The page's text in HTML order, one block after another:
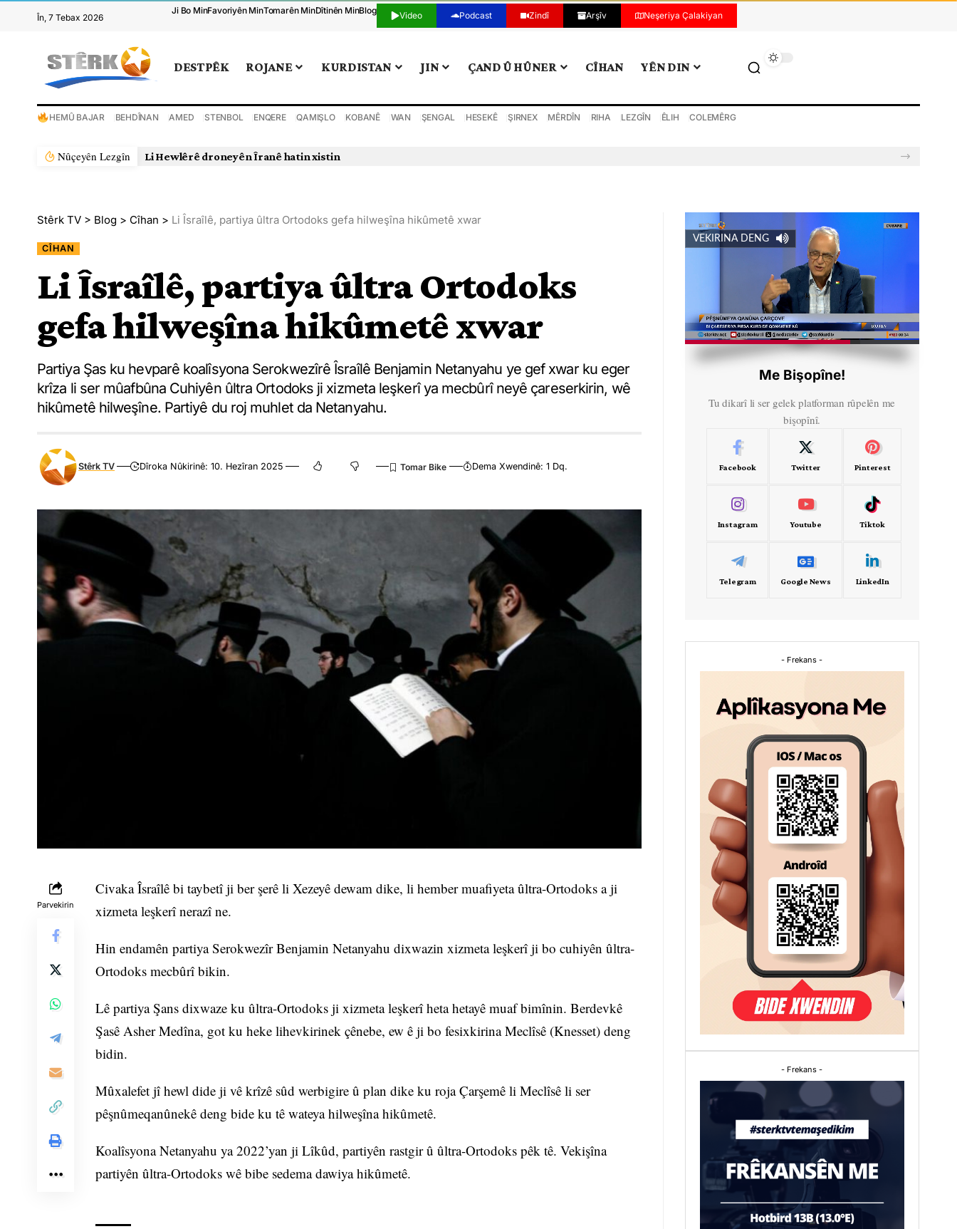
În, 7 Tebax 2026
Ji Bo MinFavoriyên MinTomarên MinDîtinên MinBlog Video Podcast Zindî Arşîv Neşeriya Çalakiyan
DESTPÊK ROJANE KURDISTAN JIN ÇAND Û HÛNER CÎHAN YÊN DIN
HEMÛ BAJAR BEHDÎNAN AMED STENBOL ENQERE QAMIŞLO KOBANÊ WAN ŞENGAL HESEKÊ ŞIRNEX MÊRDÎN RIHA LEZGÎN ÊLIH COLEMÊRG
Nûçeyên Lezgîn Li Hewlêrê droneyên Îranê hatin xistin
Stêrk TV > Blog > Cîhan > Li Îsraîlê, partiya ûltra Ortodoks gefa hilweşîna hikûmetê xwar
CÎHAN
Li Îsraîlê, partiya ûltra Ortodoks
gefa hilweşîna hikûmetê xwar
Partiya Şas ku hevparê koalîsyona Serokwezîrê Îsraîlê Benjamin Netanyahu ye gef xwar ku eger
krîza li ser mûafbûna Cuhiyên ûltra Ortodoks ji xizmeta leşkerî ya mecbûrî neyê çareserkirin, wê
hikûmetê hilweşîne. Partiyê du roj muhlet da Netanyahu.
Stêrk TV Dîroka Nûkirinê: 10. Hezîran 2025 Dema Xwendinê: 1 Dq.
Parvekirin
Civaka Îsraîlê bi taybetî ji ber şerê li Xezeyê dewam dike, li hember muafiyeta ûltra-Ortodoks a ji
xizmeta leşkerî nerazî ne.
Hin endamên partiya Serokwezîr Benjamin Netanyahu dixwazin xizmeta leşkerî ji bo cuhiyên ûltra-
Ortodoks mecbûrî bikin.
Lê partiya Şans dixwaze ku ûltra-Ortodoks ji xizmeta leşkerî heta hetayê muaf bimînin. Berdevkê
Şasê Asher Medîna, got ku heke lihevkirinek çênebe, ew ê ji bo fesixkirina Meclîsê (Knesset) deng
bidin.
Mûxalefet jî hewl dide ji vê krîzê sûd werbigire û plan dike ku roja Çarşemê li Meclîsê li ser
pêşnûmeqanûnekê deng bide ku tê wateya hilweşîna hikûmetê.
Koalîsyona Netanyahu ya 2022’yan ji Lîkûd, partiyên rastgir û ûltra-Ortodoks pêk tê. Vekişîna
partiyên ûltra-Ortodoks wê bibe sedema dawiya hikûmetê.
VEKIRINA DENG
Me Bişopîne!
Tu dikarî li ser gelek platforman rûpelên me
bişopînî.
Facebook Twitter Pinterest
Instagram Youtube Tiktok
Telegram Google News LinkedIn
- Frekans -
- Frekans -